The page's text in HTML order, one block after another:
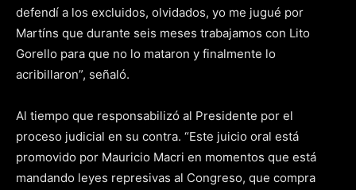
defendí a los excluidos, olvidados, yo me jugué por
Martíns que durante seis meses trabajamos con Lito
Gorello para que no lo mataron y finalmente lo
acribillaron”, señaló.
Al tiempo que responsabilizó al Presidente por el
proceso judicial en su contra. “Este juicio oral está
promovido por Mauricio Macri en momentos que está
mandando leyes represivas al Congreso, que compra